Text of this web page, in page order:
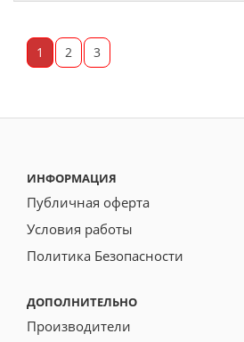
1 2 3
ИНФОРМАЦИЯ
Публичная оферта
Условия работы
Политика Безопасности
ДОПОЛНИТЕЛЬНО
Производители